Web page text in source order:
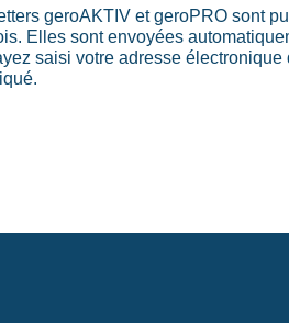
geroAKTIV et geroPRO sont
Elles sont envoyées
saisi votre adresse électronique